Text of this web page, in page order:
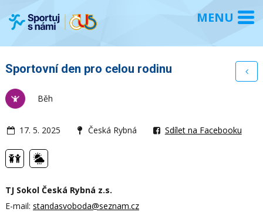
Sportovní den pro celou rodinu
Běh
17. 5. 2025 Česká Rybná Sdílet na Facebooku
TJ Sokol Česká Rybná z.s.
E-mail: standasvoboda@seznam.cz